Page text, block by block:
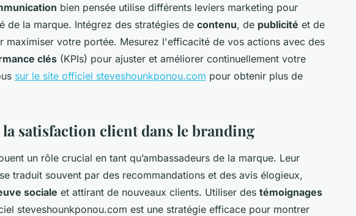
bien pensée utilise différents leviers marketing pour
de la marque. Intégrez des stratégies de contenu, de publicité et de
maximiser votre portée. Mesurez l'efficacité de vos actions avec des
clés (KPIs) pour ajuster et améliorer continuellement votre
sur le site officiel steveshounkponou.com pour obtenir plus de
satisfaction client dans le branding
un rôle crucial en tant qu’ambassadeurs de la marque. Leur
se traduit souvent par des recommandations et des avis élogieux,
sociale et attirant de nouveaux clients. Utiliser des témoignages
steveshounkponou.com est une stratégie efficace pour montrer